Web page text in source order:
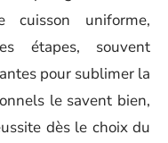
uniforme,
étapes, souvent
pour sublimer la
le savent bien,
dès le choix du